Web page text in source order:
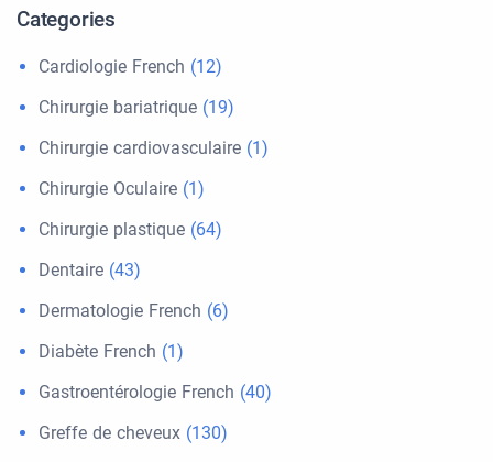
Categories
Cardiologie French (12)
Chirurgie bariatrique (19)
Chirurgie cardiovasculaire (1)
Chirurgie Oculaire (1)
Chirurgie plastique (64)
Dentaire (43)
Dermatologie French (6)
Diabète French (1)
Gastroentérologie French (40)
Greffe de cheveux (130)